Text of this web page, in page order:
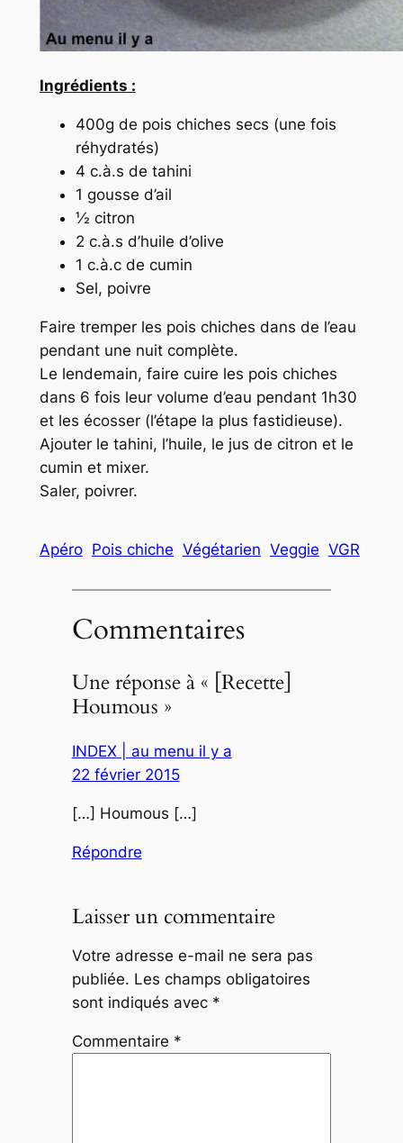
Ingrédients :
400g de pois chiches secs (une fois
réhydratés)
4 c.à.s de tahini
1 gousse d’ail
½ citron
2 c.à.s d’huile d’olive
1 c.à.c de cumin
Sel, poivre
Faire tremper les pois chiches dans de l’eau
pendant une nuit complète.
Le lendemain, faire cuire les pois chiches
dans 6 fois leur volume d’eau pendant 1h30
et les écosser (l’étape la plus fastidieuse).
Ajouter le tahini, l’huile, le jus de citron et le
cumin et mixer.
Saler, poivrer.
Apéro Pois chiche Végétarien Veggie VGR
Commentaires
Une réponse à « [Recette]
Houmous »
INDEX | au menu il y a
22 février 2015
[…] Houmous […]
Répondre
Laisser un commentaire
Votre adresse e-mail ne sera pas
publiée. Les champs obligatoires
sont indiqués avec *
Commentaire *